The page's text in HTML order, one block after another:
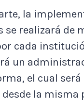
la
se realizará de
cada
un
el cual
desde la